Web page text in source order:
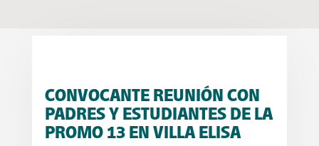
CONVOCANTE REUNIÓN CON
PADRES Y ESTUDIANTES DE LA
PROMO 13 EN VILLA ELISA